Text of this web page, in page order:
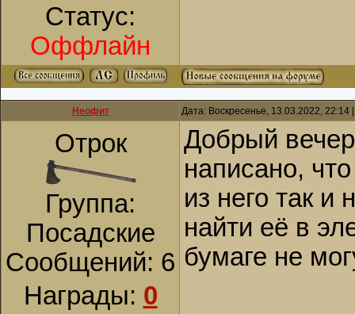
Статус:
Оффлайн
Неофит Дата: Воскресенье, 13.03.2022,
Отрок
Группа:
Посадские
Сообщений: 6
Награды: 0
Добрый
написано,
из него так и
найти её в
бумаге не